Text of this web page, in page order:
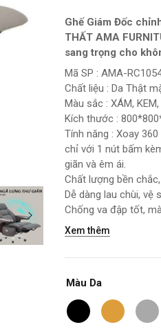
Ghế Giám Đốc
THẤT AMA
sang trọng cho
Mã SP : AMA-
Chất liệu : Da Thật
Màu sắc : XÁM,
Kích thước :
Tính năng : Xoay
chỉ với 1 nút bấm
giãn và êm ái.
Chất lượng bền
Dễ dàng lau chùi, vệ
Chống va đập tốt,
Xem thêm
Màu Da